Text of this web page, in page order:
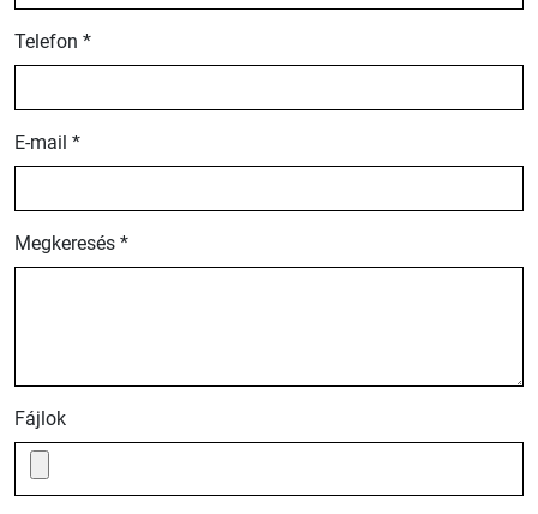
Telefon *
E-mail *
Megkeresés *
Fájlok